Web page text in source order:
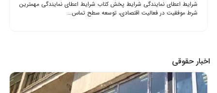
شرایط اعطای نمایندگی شرایط پخش کتاب شرایط اعطای نمایندگی مهمترین
شرط موفقیت در فعالیت اقتصادی، توسعه سطح تماس...
اخبار حقوقی